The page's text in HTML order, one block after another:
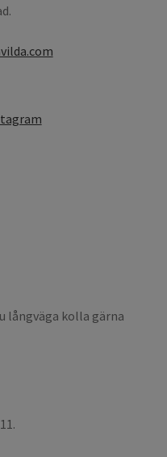
långväga kolla gärna